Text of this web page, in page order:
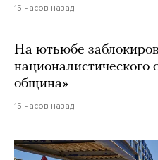
15 часов назад
На ютьюбе
националистического
община»
15 часов назад